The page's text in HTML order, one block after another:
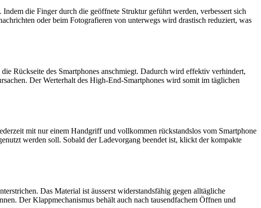
die Finger durch die geöffnete Struktur geführt werden, verbessert sich
oder beim Fotografieren von unterwegs wird drastisch reduziert, was
Rückseite des Smartphones anschmiegt. Dadurch wird effektiv verhindert,
Der Werterhalt des High-End-Smartphones wird somit im täglichen
mit nur einem Handgriff und vollkommen rückstandslos vom Smartphone
werden soll. Sobald der Ladevorgang beendet ist, klickt der kompakte
Das Material ist äusserst widerstandsfähig gegen alltägliche
Der Klappmechanismus behält auch nach tausendfachem Öffnen und